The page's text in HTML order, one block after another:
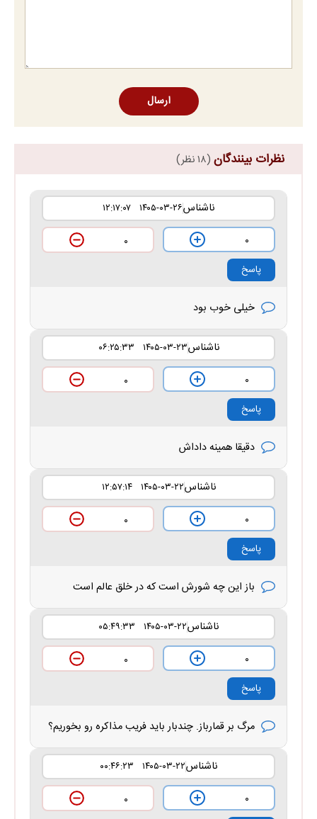
ارسال
نظرات بینندگان (۱۸ نظر)
ناشناس۱۴۰۵-۰۳-۲۶ ۱۲:۱۷:۰۷
۰
۰
پاسخ
خیلی خوب بود
ناشناس۱۴۰۵-۰۳-۲۳ ۰۶:۲۵:۳۳
۰
۰
پاسخ
دقیقا همینه داداش
ناشناس۱۴۰۵-۰۳-۲۲ ۱۲:۵۷:۱۴
۰
۰
پاسخ
باز این چه شورش است که در خلق عالم است
ناشناس۱۴۰۵-۰۳-۲۲ ۰۵:۴۹:۳۳
۰
۰
پاسخ
مرگ بر قمارباز. چندبار باید فریب مذاکره رو بخوریم؟
ناشناس۱۴۰۵-۰۳-۲۲ ۰۰:۴۶:۲۳
۰ ۰